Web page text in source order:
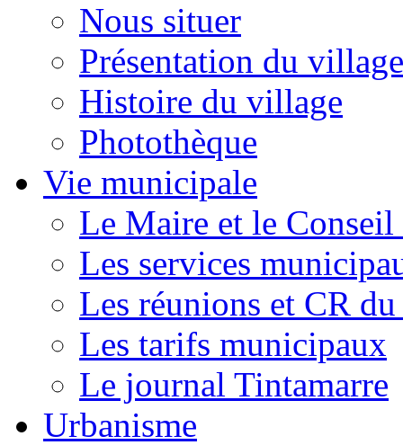
Nous situer
Présentation du village
Histoire du village
Photothèque
Vie municipale
Le Maire et le
Les services
Les réunions et CR
Les tarifs municipaux
Le journal Tintamarre
Urbanisme